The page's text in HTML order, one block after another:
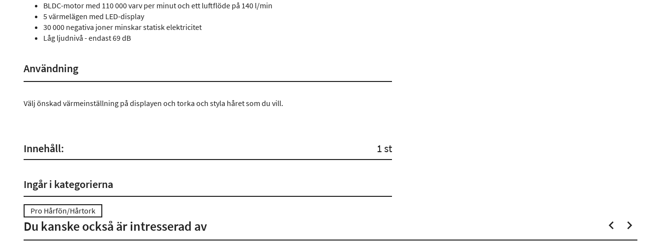
BLDC-motor med 110 000 varv per minut och ett luftflöde på 140 l/min
5 värmelägen med LED-display
30 000 negativa joner minskar statisk elektricitet
Låg ljudnivå - endast 69 dB
Användning
Välj önskad värmeinställning på displayen och torka och styla håret som du vill.
Innehåll: 1 st
Ingår i kategorierna
Pro Hårfön/Hårtork
Du kanske också är intresserad av